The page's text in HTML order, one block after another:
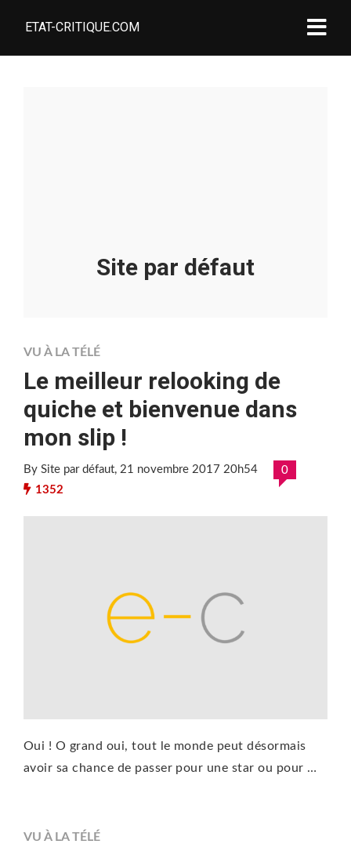
ETAT-CRITIQUE.COM
Site par défaut
VU À LA TÉLÉ
Le meilleur relooking de
quiche et bienvenue dans
mon slip !
By Site par défaut, 21 novembre 2017 20h54
0
1352
Oui ! O grand oui, tout le monde peut désormais
avoir sa chance de passer pour une star ou pour …
VU À LA TÉLÉ